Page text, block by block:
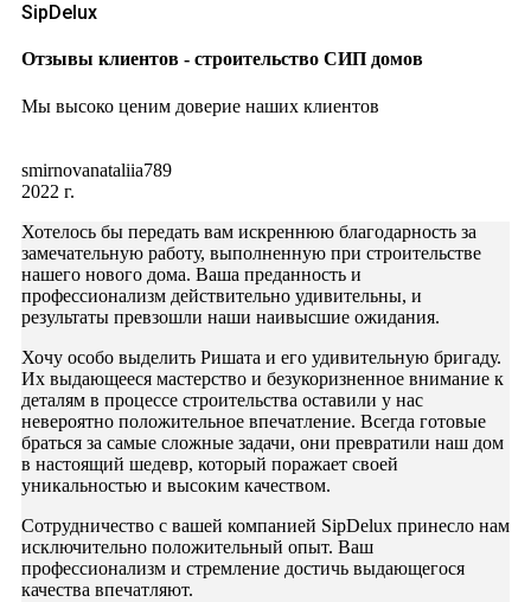
SipDelux
Отзывы клиентов - строительство СИП домов
Мы высоко ценим доверие наших клиентов
smirnovanataliia789
2022 г.
Хотелось бы передать вам искреннюю благодарность за
замечательную работу, выполненную при строительстве
нашего нового дома. Ваша преданность и
профессионализм действительно удивительны, и
результаты превзошли наши наивысшие ожидания.
Хочу особо выделить Ришата и его удивительную бригаду.
Их выдающееся мастерство и безукоризненное внимание к
деталям в процессе строительства оставили у нас
невероятно положительное впечатление. Всегда готовые
браться за самые сложные задачи, они превратили наш дом
в настоящий шедевр, который поражает своей
уникальностью и высоким качеством.
Сотрудничество с вашей компанией SipDelux принесло нам
исключительно положительный опыт. Ваш
профессионализм и стремление достичь выдающегося
качества впечатляют.